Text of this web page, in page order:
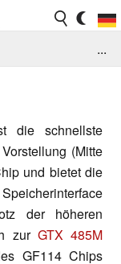
...
die schnellste
(Mitte
und bietet die
der höheren
zur GTX 485M
GF114 Chips